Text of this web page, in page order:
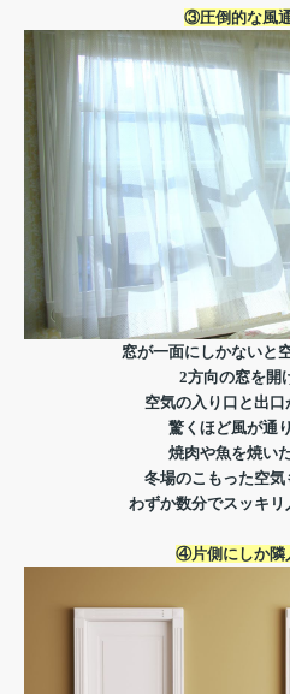
③圧倒的な風
窓が一面にしかないと
2方向の窓を開
空気の入り口と出口
驚くほど風が通
焼肉や魚を焼い
冬場のこもった空
わずか数分でスッキリ
④片側にしか隣